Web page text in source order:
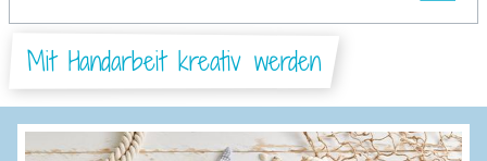
Mit Handarbeit kreativ werden